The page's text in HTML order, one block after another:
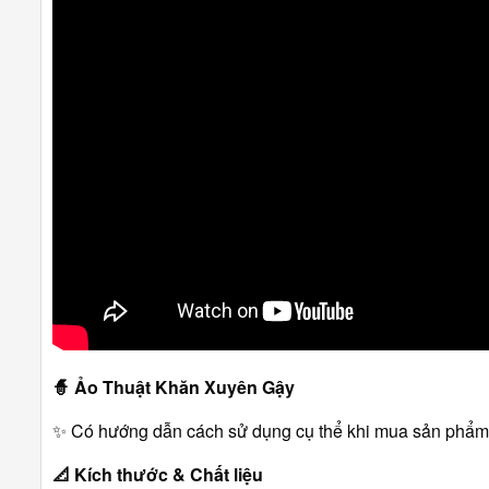
🧙 Ảo Thuật Khăn Xuyên Gậy
✨ Có hướng dẫn cách sử dụng cụ thể khi mua sản
📐 Kích thước & Chất liệu